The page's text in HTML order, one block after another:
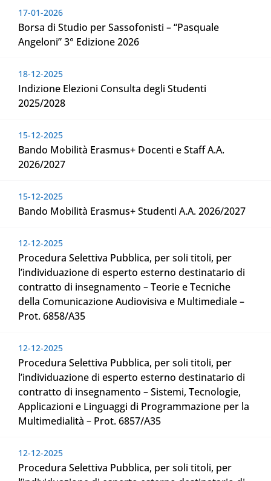
17-01-2026
Borsa di Studio per Sassofonisti – “Pasquale
Angeloni” 3° Edizione 2026
18-12-2025
Indizione Elezioni Consulta degli Studenti
2025/2028
15-12-2025
Bando Mobilità Erasmus+ Docenti e Staff A.A.
2026/2027
15-12-2025
Bando Mobilità Erasmus+ Studenti A.A. 2026/2027
12-12-2025
Procedura Selettiva Pubblica, per soli titoli, per
l’individuazione di esperto esterno destinatario di
contratto di insegnamento – Teorie e Tecniche
della Comunicazione Audiovisiva e Multimediale –
Prot. 6858/A35
12-12-2025
Procedura Selettiva Pubblica, per soli titoli, per
l’individuazione di esperto esterno destinatario di
contratto di insegnamento – Sistemi, Tecnologie,
Applicazioni e Linguaggi di Programmazione per la
Multimedialità – Prot. 6857/A35
12-12-2025
Procedura Selettiva Pubblica, per soli titoli, per